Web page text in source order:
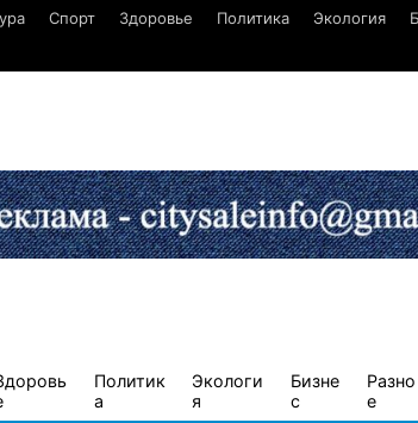
Спорт Здоровье Политика Экология
Политик
а
Экологи
я
Бизне
с
Разно
е